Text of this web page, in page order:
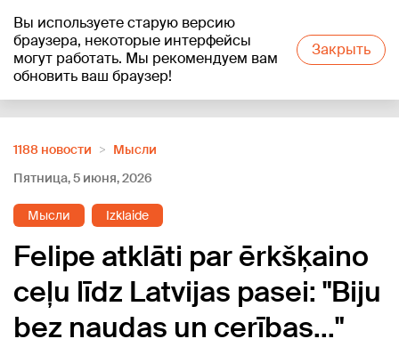
Вы используете старую версию
браузера, некоторые интерфейсы
могут работать. Мы рекомендуем вам
обновить ваш браузер!
Закрыть
+13°C
1188 новости
Мысли
Пятница, 5 июня, 2026
Мысли Izklaide
Felipe atklāti par ērkšķaino
ceļu līdz Latvijas pasei: "Biju
bez naudas un cerības..."